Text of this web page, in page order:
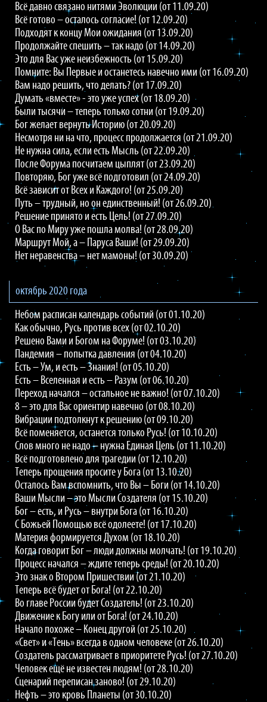
Всё давно связано нитями Эволюции (от 11.09.20)
Всё готово – осталось согласие! (от 12.09.20)
Подходят к концу Мои ожидания (от 13.09.20)
Продолжайте спешить – так надо (от 14.09.20)
Это для Вас уже неизбежность (от 15.09.20)
Помните: Вы Первые и останетесь навечно ими (от 16.09.20)
Вам надо решить, что делать? (от 17.09.20)
Думать «вместе» - это уже успех (от 18.09.20)
Были тысячи – теперь только сотни (от 19.09.20)
Бог желает вернуть Историю (от 20.09.20)
Несмотря ни на что, процесс продолжается (от 21.09.20)
Не нужна сила, если есть Мысль (от 22.09.20)
После Форума посчитаем цыплят (от 23.09.20)
Повторяю, Бог уже всё подготовил (от 24.09.20)
Всё зависит от Всех и Каждого! (от 25.09.20)
Путь – трудный, но он единственный! (от 26.09.20)
Решение принято и есть Цель! (от 27.09.20)
О Вас по Миру уже пошла молва! (от 28.09.20)
Маршрут Мой, а – Паруса Ваши! (от 29.09.20)
Нет неравенства – нет мамоны! (от 30.09.20)
октябрь 2020 года
Небом расписан календарь событий (от 01.10.20)
Как обычно, Русь против всех (от 02.10.20)
Решено Вами и Богом на Форуме! (от 03.10.20)
Пандемия – попытка давления (от 04.10.20)
Есть – Ум, и есть – Знания! (от 05.10.20)
Есть – Вселенная и есть – Разум (от 06.10.20)
Переход начался – остальное не важно! (от 07.10.20)
8 – это для Вас ориентир навечно (от 08.10.20)
Вибрации подтолкнут к решению (от 09.10.20)
Всё поменяется, останется только Русь! (от 10.10.20)
Слов много не надо – нужна Единая Цель (от 11.10.20)
Всё подготовлено для трагедии (от 12.10.20)
Теперь прощения просите у Бога (от 13.10.20)
Осталось Вам вспомнить, что Вы – Боги (от 14.10.20)
Ваши Мысли – это Мысли Создателя (от 15.10.20)
Бог – есть, и Русь – внутри Бога (от 16.10.20)
С Божьей Помощью всё одолеете! (от 17.10.20)
Материя формируется Духом (от 18.10.20)
Когда говорит Бог – люди должны молчать! (от 19.10.20)
Процесс начался – ждите теперь среды! (от 20.10.20)
Это знак о Втором Пришествии (от 21.10.20)
Теперь всё будет от Бога! (от 22.10.20)
Во главе России будет Создатель! (от 23.10.20)
Движение к Богу или от Бога! (от 24.10.20)
Начало похоже – Конец другой (от 25.10.20)
«Свет» и «Тень» всегда в одном человеке (от 26.10.20)
Создатель рассматривает в приоритете Русь! (от 27.10.20)
Человек ещё не известен людям! (от 28.10.20)
Сценарий переписан заново! (от 29.10.20)
Нефть – это кровь Планеты (от 30.10.20)